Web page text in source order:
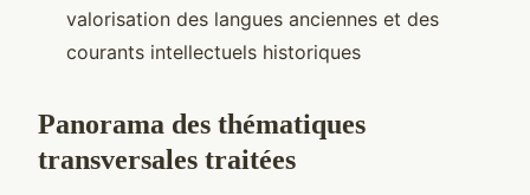
valorisation des langues anciennes et des
courants intellectuels historiques
Panorama des thématiques
transversales traitées